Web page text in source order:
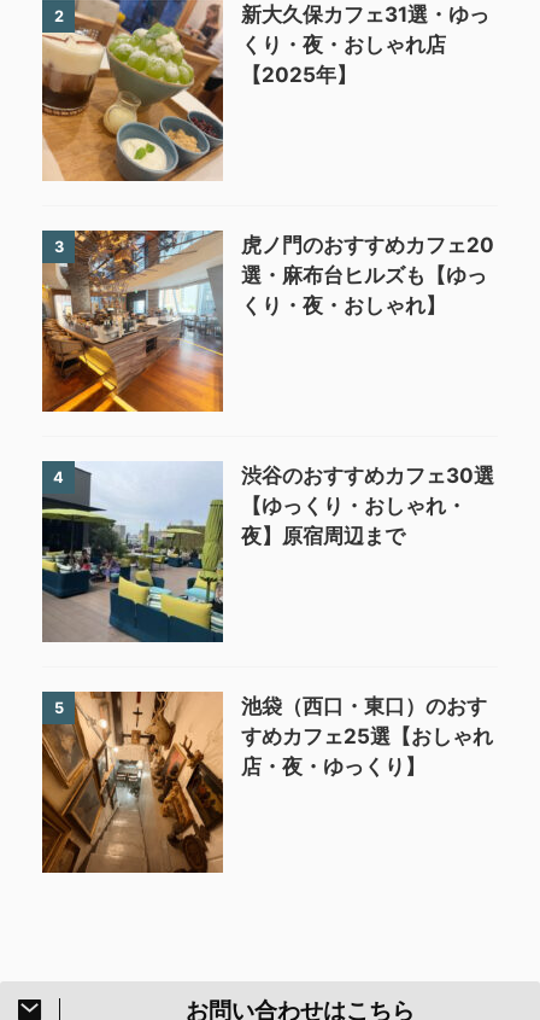
2
新大久保カフェ31選・ゆっ
くり・夜・おしゃれ店
【2025年】
3
虎ノ門のおすすめカフェ20
選・麻布台ヒルズも【ゆっ
くり・夜・おしゃれ】
4
渋谷のおすすめカフェ30選
【ゆっくり・おしゃれ・
夜】原宿周辺まで
5
池袋（西口・東口）のおす
すめカフェ25選【おしゃれ
店・夜・ゆっくり】
お問い合わせはこちら